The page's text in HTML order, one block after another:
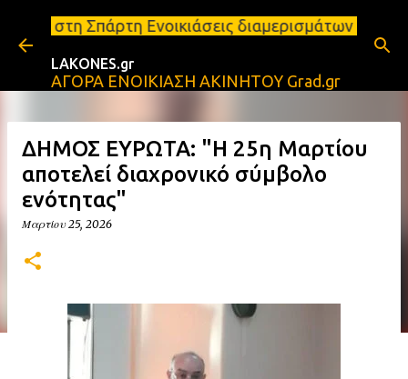
Μετάβαση στο κύριο περιεχόμενο
Ενοικιάσεις διαμερισμάτων Σπάρτη και
LAKONES.gr
ΑΓΟΡΑ ΕΝΟΙΚΙΑΣΗ ΑΚΙΝΗΤΟΥ Grad.gr
ΔΗΜΟΣ ΕΥΡΩΤΑ: "Η 25η Μαρτίου
αποτελεί διαχρονικό σύμβολο
ενότητας"
Μαρτίου 25, 2026